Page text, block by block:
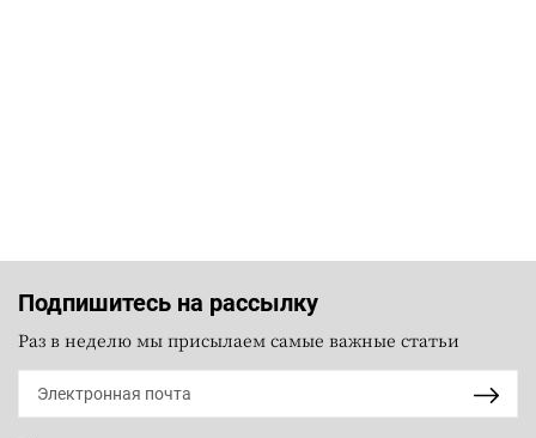
Подпишитесь на рассылку
Раз в неделю мы присылаем самые важные статьи